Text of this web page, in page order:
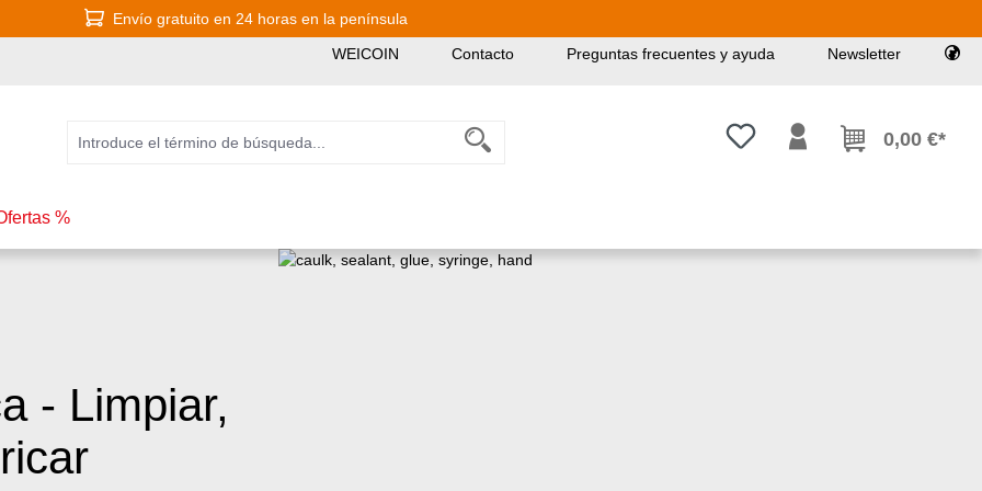
Envío gratuito en 24 horas en la península
WEICOIN Contacto Preguntas frecuentes y ayuda Newsletter
Tienes 0 artículos en tu lista de
0,00 €*
%
- Limpiar,